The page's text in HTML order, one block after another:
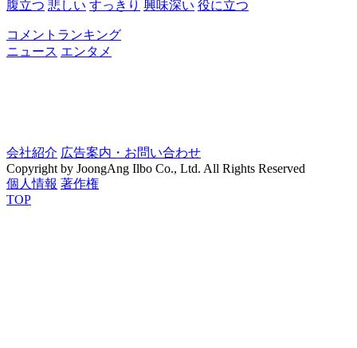
腹立つ 悲しい すっきり 興味深い 役に立つ
コメントランキング
ニュース エンタメ
会社紹介 広告案内・お問い合わせ
Copyright by JoongAng Ilbo Co., Ltd. All Rights Reserved
個人情報 著作権
TOP